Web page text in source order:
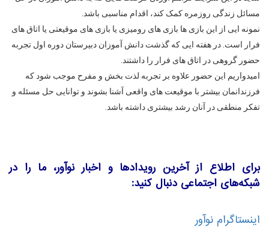
مسائل زندگی روزمره کمک کند، اقدام مناسبی باشد.
حضور گروهی در اتاق های فرار را داشتند.
تفکر منطقی در آنان رشد بیشتری داشته باشد.
برای اطلاع از آخرین رویدادها و اخبار نوآور، ما را در
شبکه‌های اجتماعی دنبال کنید:
اینستاگرام نوآور